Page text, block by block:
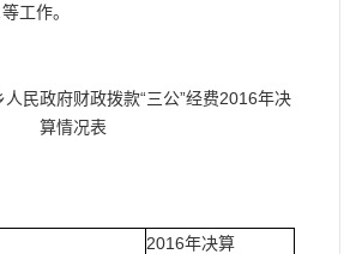
作。
政府财政拨款“三公”经费2016年决
算情况表
2016年决算